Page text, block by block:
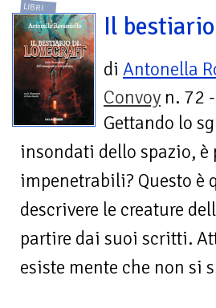
LIBRI
Il
di Antonella
Convoy n. 72
Gettando lo
insondati dello spazio,
impenetrabili? Questo è
descrivere le creature
partire dai suoi scritti.
esiste mente che non si